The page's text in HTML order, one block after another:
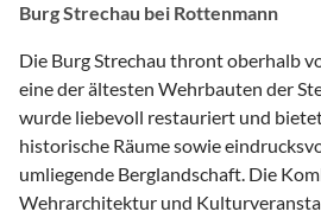
Burg Strechau bei Rottenmann
Die Burg Strechau thront oberhalb
eine der ältesten Wehrbauten der
wurde liebevoll restauriert und
historische Räume sowie
umliegende Berglandschaft. Die
Wehrarchitektur und